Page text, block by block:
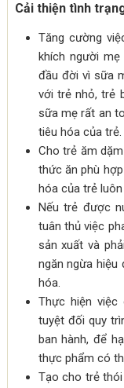
Cải thiện tình
Tăng cường
khích người
đầu đời vì sữa
với trẻ nhỏ, trẻ
sữa mẹ rất an
tiêu hóa của trẻ.
Cho trẻ ăm
thức ăn phù
hóa của trẻ
Nếu trẻ được
tuân thủ việc
sản xuất và
ngăn ngừa hiệu
hóa.
Thực hiện
tuyệt đối quy
ban hành, để
thực phẩm có
Tạo cho trẻ